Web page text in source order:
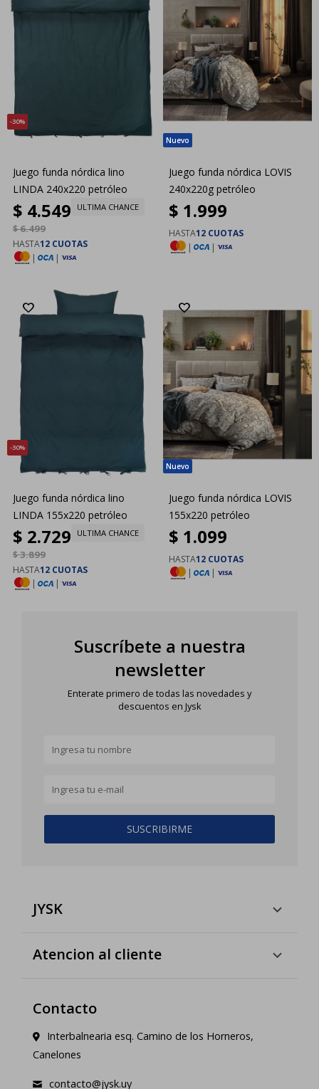
30
Juego funda nórdica lino
LINDA 240x220 petróleo
$ 4.549
$6.499
ULTIMA CHANCE
HASTA12 CUOTAS
|
|
Juego funda nórdica LOVIS
240x220g petróleo
$ 1.999
HASTA12 CUOTAS
|
|
30
Juego funda nórdica lino
LINDA 155x220 petróleo
$ 2.729
$3.899
ULTIMA CHANCE
HASTA12 CUOTAS
|
|
Juego funda nórdica LOVIS
155x220 petróleo
$ 1.099
HASTA12 CUOTAS
|
|
Suscríbete a nuestra
newsletter
Enterate primero de todas las novedades y
descuentos en Jysk
SUSCRIBIRME
JYSK
Atencion al cliente
Contacto
Interbalnearia esq. Camino de los Horneros,
Canelones
contacto@jysk.uy